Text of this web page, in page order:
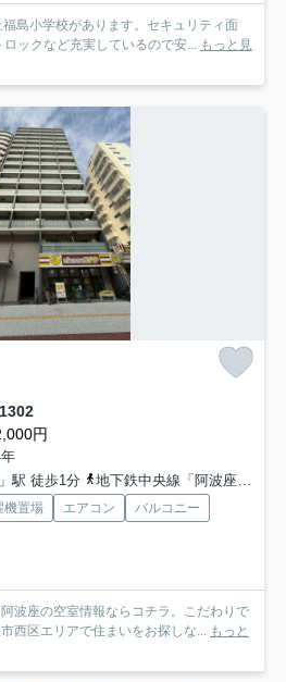
島小学校があります。セキュリティ面
ックなど充実しているので安... もっと見
1302
円
駅 徒歩1分
地下鉄中央線「阿波座」駅 徒歩1分
機置場 エアコン
バルコニー
波座の空室情報ならコチラ。こだわりで
西区エリアで住まいをお探しな... もっと